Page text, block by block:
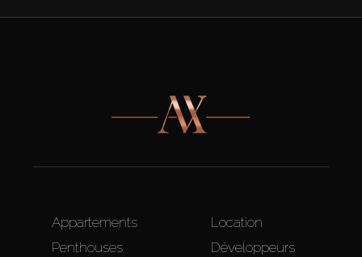
Appartements
Penthouses
Location
Développeurs